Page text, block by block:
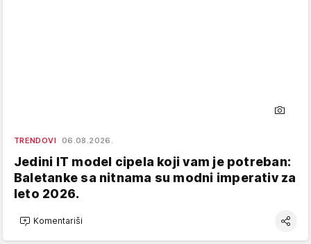
TRENDOVI 06.08.2026.
Jedini IT model cipela koji vam je potreban:
Baletanke sa nitnama su modni imperativ za
leto 2026.
Komentariši